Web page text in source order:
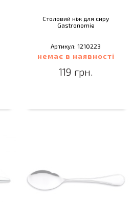
Столовий ніж для сиру
Gastronomie
Артикул: 1210223
немає в наявності
119 грн.